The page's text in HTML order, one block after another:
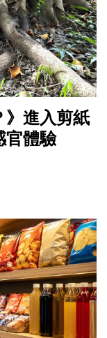
》進入剪紙
官體驗